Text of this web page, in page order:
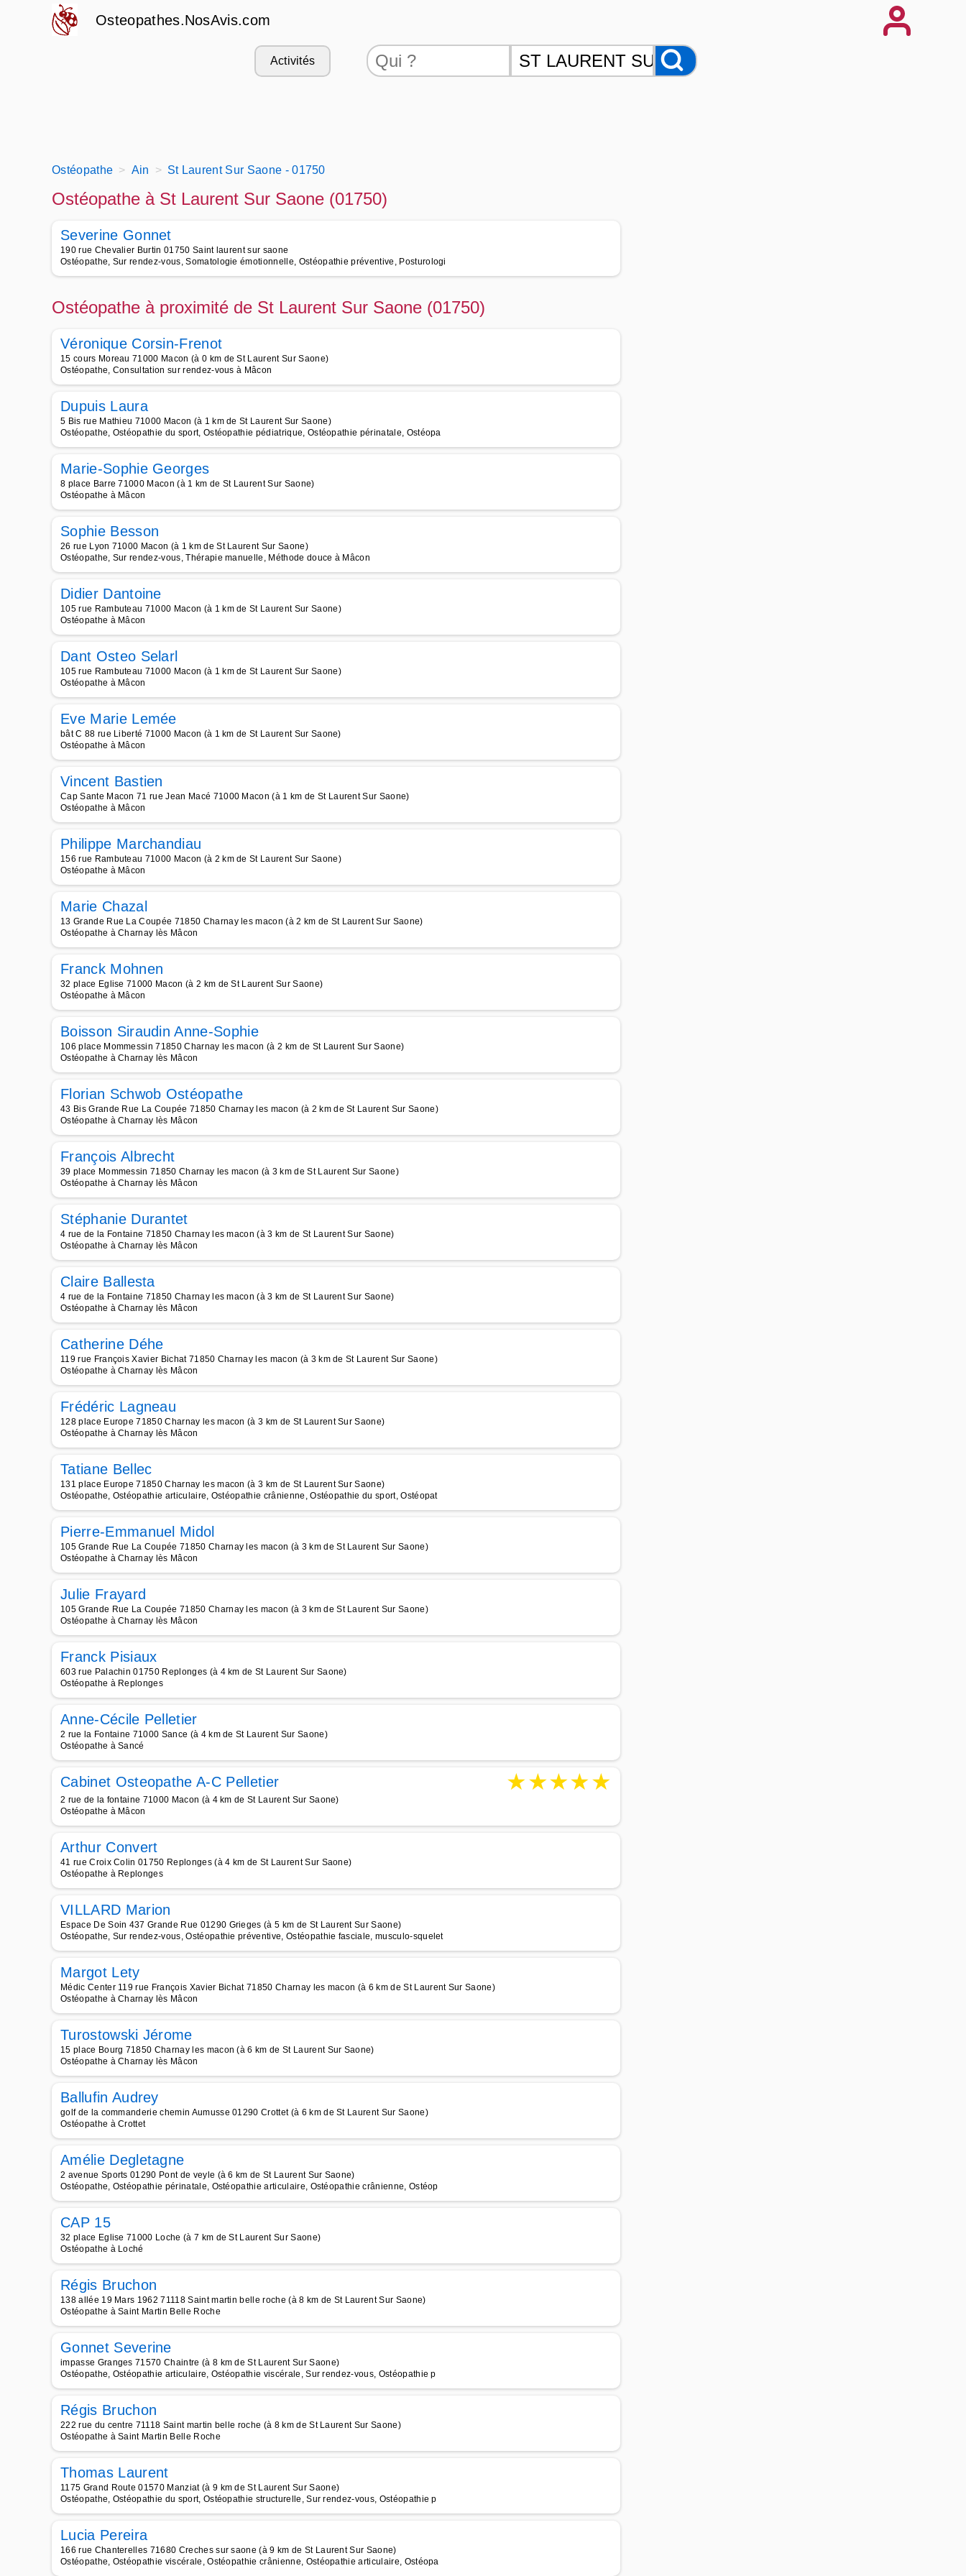
Osteopathes.NosAvis.com
Activités
Ostéopathe Ain St Laurent Sur Saone - 01750
Ostéopathe à St Laurent Sur Saone (01750)
Severine Gonnet
190 rue Chevalier Burtin 01750 Saint laurent sur saone
Ostéopathe, Sur rendez-vous, Somatologie émotionnelle, Ostéopathie préventive, Posturologi
Ostéopathe à proximité de St Laurent Sur Saone (01750)
Véronique Corsin-Frenot
15 cours Moreau 71000 Macon (à 0 km de St Laurent Sur Saone)
Ostéopathe, Consultation sur rendez-vous à Mâcon
Dupuis Laura
5 Bis rue Mathieu 71000 Macon (à 1 km de St Laurent Sur Saone)
Ostéopathe, Ostéopathie du sport, Ostéopathie pédiatrique, Ostéopathie périnatale, Ostéopa
Marie-Sophie Georges
8 place Barre 71000 Macon (à 1 km de St Laurent Sur Saone)
Ostéopathe à Mâcon
Sophie Besson
26 rue Lyon 71000 Macon (à 1 km de St Laurent Sur Saone)
Ostéopathe, Sur rendez-vous, Thérapie manuelle, Méthode douce à Mâcon
Didier Dantoine
105 rue Rambuteau 71000 Macon (à 1 km de St Laurent Sur Saone)
Ostéopathe à Mâcon
Dant Osteo Selarl
105 rue Rambuteau 71000 Macon (à 1 km de St Laurent Sur Saone)
Ostéopathe à Mâcon
Eve Marie Lemée
bât C 88 rue Liberté 71000 Macon (à 1 km de St Laurent Sur Saone)
Ostéopathe à Mâcon
Vincent Bastien
Cap Sante Macon 71 rue Jean Macé 71000 Macon (à 1 km de St Laurent Sur Saone)
Ostéopathe à Mâcon
Philippe Marchandiau
156 rue Rambuteau 71000 Macon (à 2 km de St Laurent Sur Saone)
Ostéopathe à Mâcon
Marie Chazal
13 Grande Rue La Coupée 71850 Charnay les macon (à 2 km de St Laurent Sur Saone)
Ostéopathe à Charnay lès Mâcon
Franck Mohnen
32 place Eglise 71000 Macon (à 2 km de St Laurent Sur Saone)
Ostéopathe à Mâcon
Boisson Siraudin Anne-Sophie
106 place Mommessin 71850 Charnay les macon (à 2 km de St Laurent Sur Saone)
Ostéopathe à Charnay lès Mâcon
Florian Schwob Ostéopathe
43 Bis Grande Rue La Coupée 71850 Charnay les macon (à 2 km de St Laurent Sur Saone)
Ostéopathe à Charnay lès Mâcon
François Albrecht
39 place Mommessin 71850 Charnay les macon (à 3 km de St Laurent Sur Saone)
Ostéopathe à Charnay lès Mâcon
Stéphanie Durantet
4 rue de la Fontaine 71850 Charnay les macon (à 3 km de St Laurent Sur Saone)
Ostéopathe à Charnay lès Mâcon
Claire Ballesta
4 rue de la Fontaine 71850 Charnay les macon (à 3 km de St Laurent Sur Saone)
Ostéopathe à Charnay lès Mâcon
Catherine Déhe
119 rue François Xavier Bichat 71850 Charnay les macon (à 3 km de St Laurent Sur Saone)
Ostéopathe à Charnay lès Mâcon
Frédéric Lagneau
128 place Europe 71850 Charnay les macon (à 3 km de St Laurent Sur Saone)
Ostéopathe à Charnay lès Mâcon
Tatiane Bellec
131 place Europe 71850 Charnay les macon (à 3 km de St Laurent Sur Saone)
Ostéopathe, Ostéopathie articulaire, Ostéopathie crânienne, Ostéopathie du sport, Ostéopat
Pierre-Emmanuel Midol
105 Grande Rue La Coupée 71850 Charnay les macon (à 3 km de St Laurent Sur Saone)
Ostéopathe à Charnay lès Mâcon
Julie Frayard
105 Grande Rue La Coupée 71850 Charnay les macon (à 3 km de St Laurent Sur Saone)
Ostéopathe à Charnay lès Mâcon
Franck Pisiaux
603 rue Palachin 01750 Replonges (à 4 km de St Laurent Sur Saone)
Ostéopathe à Replonges
Anne-Cécile Pelletier
2 rue la Fontaine 71000 Sance (à 4 km de St Laurent Sur Saone)
Ostéopathe à Sancé
Cabinet Osteopathe A-C Pelletier ★★★★★
2 rue de la fontaine 71000 Macon (à 4 km de St Laurent Sur Saone)
Ostéopathe à Mâcon
Arthur Convert
41 rue Croix Colin 01750 Replonges (à 4 km de St Laurent Sur Saone)
Ostéopathe à Replonges
VILLARD Marion
Espace De Soin 437 Grande Rue 01290 Grieges (à 5 km de St Laurent Sur Saone)
Ostéopathe, Sur rendez-vous, Ostéopathie préventive, Ostéopathie fasciale, musculo-squelet
Margot Lety
Médic Center 119 rue François Xavier Bichat 71850 Charnay les macon (à 6 km de St Laurent Sur Saone)
Ostéopathe à Charnay lès Mâcon
Turostowski Jérome
15 place Bourg 71850 Charnay les macon (à 6 km de St Laurent Sur Saone)
Ostéopathe à Charnay lès Mâcon
Ballufin Audrey
golf de la commanderie chemin Aumusse 01290 Crottet (à 6 km de St Laurent Sur Saone)
Ostéopathe à Crottet
Amélie Degletagne
2 avenue Sports 01290 Pont de veyle (à 6 km de St Laurent Sur Saone)
Ostéopathe, Ostéopathie périnatale, Ostéopathie articulaire, Ostéopathie crânienne, Ostéop
CAP 15
32 place Eglise 71000 Loche (à 7 km de St Laurent Sur Saone)
Ostéopathe à Loché
Régis Bruchon
138 allée 19 Mars 1962 71118 Saint martin belle roche (à 8 km de St Laurent Sur Saone)
Ostéopathe à Saint Martin Belle Roche
Gonnet Severine
impasse Granges 71570 Chaintre (à 8 km de St Laurent Sur Saone)
Ostéopathe, Ostéopathie articulaire, Ostéopathie viscérale, Sur rendez-vous, Ostéopathie p
Régis Bruchon
222 rue du centre 71118 Saint martin belle roche (à 8 km de St Laurent Sur Saone)
Ostéopathe à Saint Martin Belle Roche
Thomas Laurent
1175 Grand Route 01570 Manziat (à 9 km de St Laurent Sur Saone)
Ostéopathe, Ostéopathie du sport, Ostéopathie structurelle, Sur rendez-vous, Ostéopathie p
Lucia Pereira
166 rue Chanterelles 71680 Creches sur saone (à 9 km de St Laurent Sur Saone)
Ostéopathe, Ostéopathie viscérale, Ostéopathie crânienne, Ostéopathie articulaire, Ostéopa